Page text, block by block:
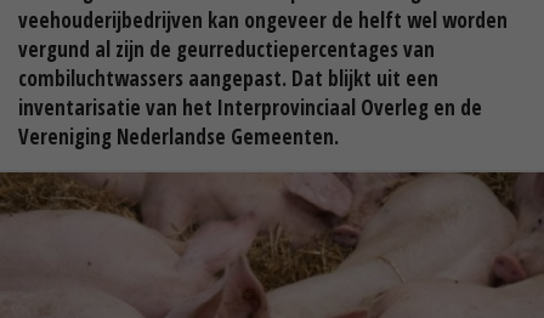
veehouderijbedrijven kan ongeveer de helft wel worden
vergund al zijn de geurreductiepercentages van
combiluchtwassers aangepast. Dat blijkt uit een
inventarisatie van het Interprovinciaal Overleg en de
Vereniging Nederlandse Gemeenten.